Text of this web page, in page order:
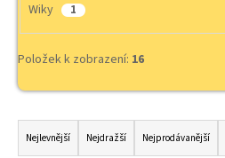
Wiky 1
Položek k zobrazení: 16
Ř
aNejlevnější Nejdražší Nejprodávanější
o
p
r
u